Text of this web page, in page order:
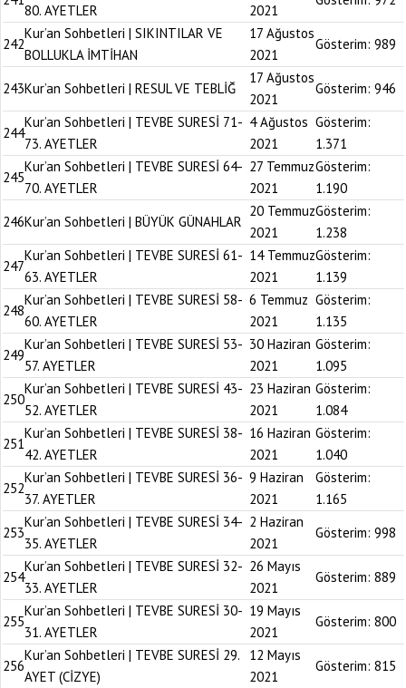
80. AYETLER
2021
242
Kur’an Sohbetleri | SIKINTILAR VE
BOLLUKLA İMTİHAN
17 Ağustos
2021
Gösterim: 989
243Kur’an Sohbetleri | RESUL VE TEBLİĞ
17 Ağustos
2021
Gösterim: 946
244
Kur’an Sohbetleri | TEVBE SURESİ 71-
73. AYETLER
4 Ağustos
2021
Gösterim:
1.371
245
Kur’an Sohbetleri | TEVBE SURESİ 64-
70. AYETLER
27 Temmuz
2021
Gösterim:
1.190
246Kur’an Sohbetleri | BÜYÜK GÜNAHLAR
20 Temmuz
2021
Gösterim:
1.238
247
Kur’an Sohbetleri | TEVBE SURESİ 61-
63. AYETLER
14 Temmuz
2021
Gösterim:
1.139
248
Kur’an Sohbetleri | TEVBE SURESİ 58-
60. AYETLER
6 Temmuz
2021
Gösterim:
1.135
249
Kur’an Sohbetleri | TEVBE SURESİ 53-
57. AYETLER
30 Haziran
2021
Gösterim:
1.095
250
Kur’an Sohbetleri | TEVBE SURESİ 43-
52. AYETLER
23 Haziran
2021
Gösterim:
1.084
251
Kur’an Sohbetleri | TEVBE SURESİ 38-
42. AYETLER
16 Haziran
2021
Gösterim:
1.040
252
Kur’an Sohbetleri | TEVBE SURESİ 36-
37. AYETLER
9 Haziran
2021
Gösterim:
1.165
253
Kur’an Sohbetleri | TEVBE SURESİ 34-
35. AYETLER
2 Haziran
2021
Gösterim: 998
254
Kur’an Sohbetleri | TEVBE SURESİ 32-
33. AYETLER
26 Mayıs
2021
Gösterim: 889
255
Kur’an Sohbetleri | TEVBE SURESİ 30-
31. AYETLER
19 Mayıs
2021
Gösterim: 800
256
Kur’an Sohbetleri | TEVBE SURESİ 29.
AYET (CİZYE)
12 Mayıs
2021
Gösterim: 815